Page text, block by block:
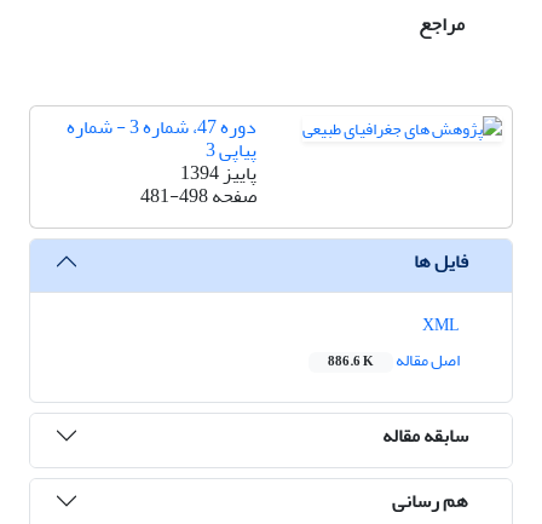
مراجع
دوره 47، شماره 3 - شماره
پیاپی 3
پاییز 1394
صفحه481-498
فایل ها
اصل مقاله
886.6 K
سابقه مقاله
هم رسانی